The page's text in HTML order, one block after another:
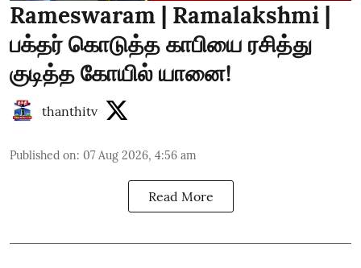
Rameswaram | Ramalakshmi |
பக்தர் கொடுத்த காபியை ரசித்து
குடித்த கோயில் யானை!
thanthitv
Published on: 07 Aug 2026, 4:56 am
Read More